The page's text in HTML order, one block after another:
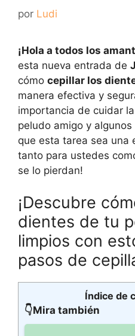
por Ludi
¡Hola a todos los
esta nueva entrada de
cómo cepillar los
manera efectiva y
importancia de cuidar
peludo amigo y
que esta tarea sea una
tanto para ustedes
se lo pierdan!
¡Descubre
dientes de tu
limpios con
pasos de
Índice de
👇Mira también